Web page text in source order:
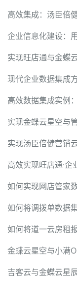
高效集成：汤臣倍
企业信息化建设：
实现旺店通与金蝶
现代企业数据集成
高效数据集成实例
实现金蝶云星空与
实现汤臣倍健营销
高效实现旺店通·
如何实现网店管家
如何将调拨单数据
如何将道一云房租
金蝶云星空与小满
吉客云与金蝶云星